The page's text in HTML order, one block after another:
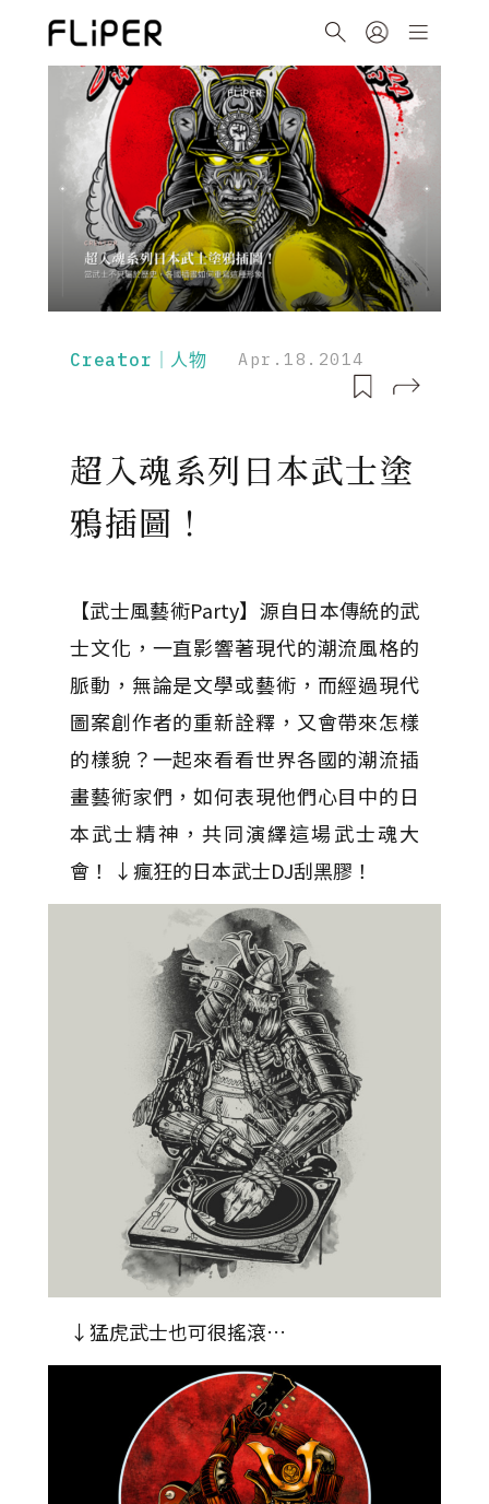
Creator｜人物 Apr.18.2014
超入魂系列日本武士塗
鴉插圖！
【武士風藝術Party】源自日本傳統的武
士文化，一直影響著現代的潮流風格的
脈動，無論是文學或藝術，而經過現代
圖案創作者的重新詮釋，又會帶來怎樣
的樣貌？一起來看看世界各國的潮流插
畫藝術家們，如何表現他們心目中的日
本武士精神，共同演繹這場武士魂大
會！ ↓瘋狂的日本武士DJ刮黑膠！
↓猛虎武士也可很搖滾…